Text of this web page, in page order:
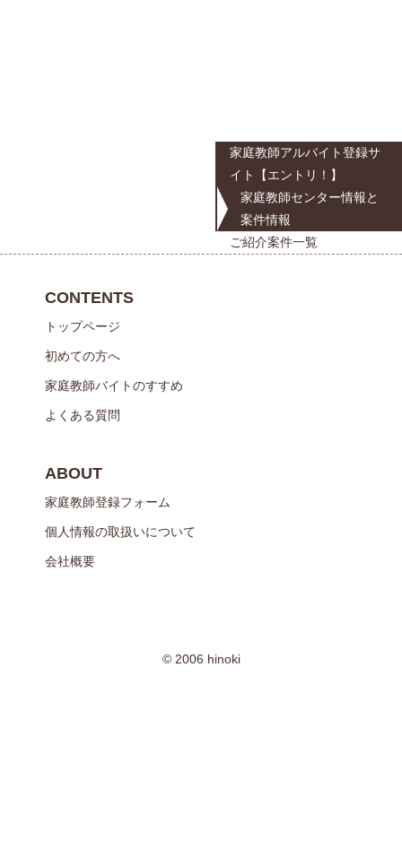
家庭教師アルバイト登録サ
イト【エントリ！】
家庭教師センター情報と
案件情報
ご紹介案件一覧
CONTENTS
トップページ
初めての方へ
家庭教師バイトのすすめ
よくある質問
ABOUT
家庭教師登録フォーム
個人情報の取扱いについて
会社概要
© 2006 hinoki